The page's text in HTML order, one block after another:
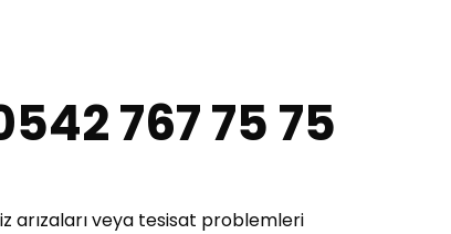
767 75 75
arızaları veya tesisat problemleri